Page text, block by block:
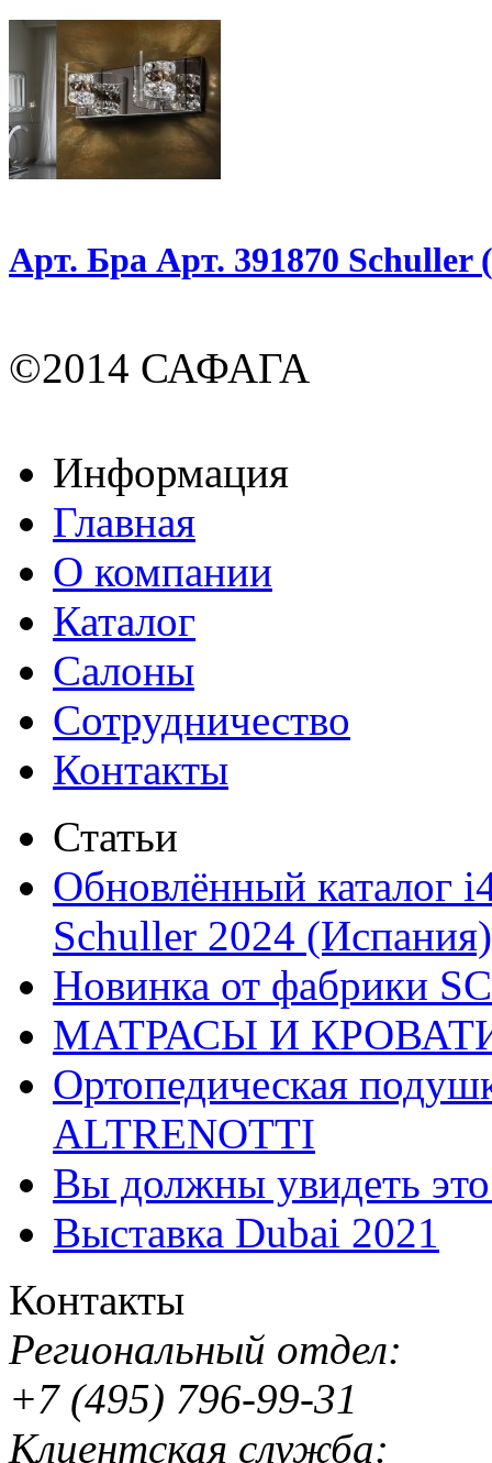
Арт. Бра Арт. 391870 Schuller
©2014 САФАГА
Информация
Главная
О компании
Каталог
Салоны
Сотрудничество
Контакты
Статьи
Обновлённый каталог
Schuller 2024 (Испания)
Новинка от фабрики
МАТРАСЫ И
Ортопедическая
ALTRENOTTI
Вы должны увидеть
Выставка Dubai 2021
Контакты
Региональный отдел:
+7 (495) 796-99-31
Клиентская служба: